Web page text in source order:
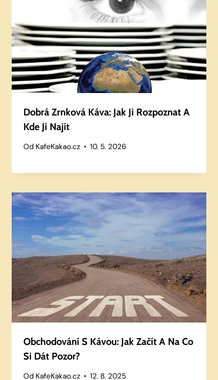
Dobrá Zrnková Káva: Jak Ji Rozpoznat A
Kde Ji Najít
Od KafeKakao.cz 10. 5. 2026
Obchodování S Kávou: Jak Začít A Na Co
Si Dát Pozor?
Od KafeKakao.cz 12. 8. 2025